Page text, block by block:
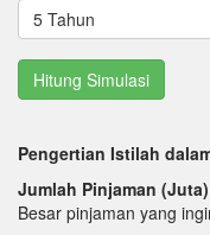
5 Tahun
Pengertian Istilah
Jumlah Pinjaman (Juta)
Besar pinjaman yang